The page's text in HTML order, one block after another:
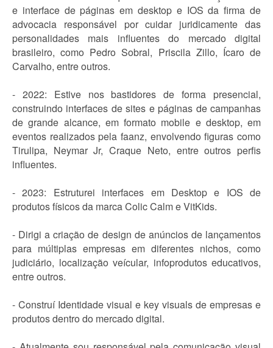
e interface de páginas em desktop e IOS da firma de
advocacia responsável por cuidar juridicamente das
personalidades mais influentes do mercado digital
brasileiro, como Pedro Sobral, Priscila Zillo, Ícaro de
Carvalho, entre outros.
- 2022: Estive nos bastidores de forma presencial,
construindo interfaces de sites e páginas de campanhas
de grande alcance, em formato mobile e desktop, em
eventos realizados pela faanz, envolvendo figuras como
Tirulipa, Neymar Jr, Craque Neto, entre outros perfis
influentes.
- 2023: Estruturei interfaces em Desktop e IOS de
produtos físicos da marca Colic Calm e VitKids.
- Dirigi a criação de design de anúncios de lançamentos
para múltiplas empresas em diferentes nichos, como
judiciário, localização veícular, infoprodutos educativos,
entre outros.
- Construí Identidade visual e key visuals de empresas e
produtos dentro do mercado digital.